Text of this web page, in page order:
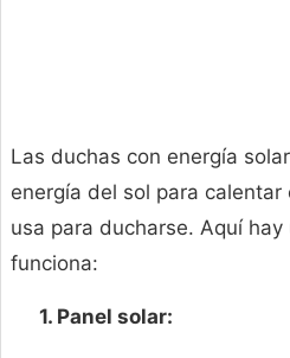
Las duchas con energía
energía del sol para calentar
usa para ducharse. Aquí
funciona:
1. Panel solar: